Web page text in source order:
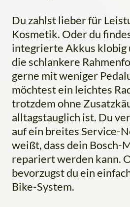
Du zahlst lieber für
Kosmetik. Oder du
integrierte Akkus klobig
die schlankere
gerne mit weniger
möchtest ein leichtes
trotzdem ohne
alltagstauglich ist. Du
auf ein breites Service-
weißt, dass dein Bosch-
repariert werden kann.
bevorzugst du ein
Bike-System.